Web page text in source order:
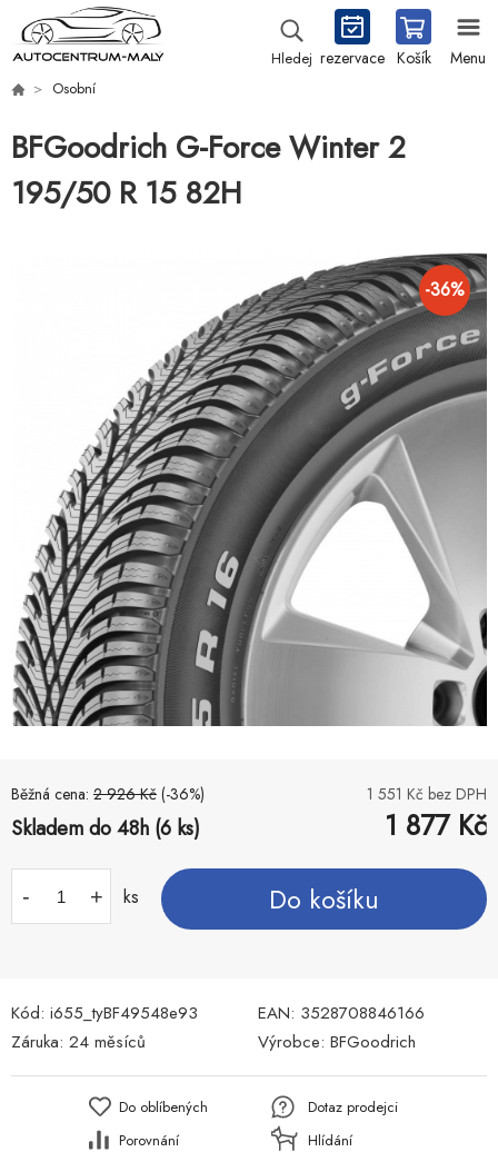
Hledej rezervace Košík Menu
Osobní
BFGoodrich G-Force Winter 2
195/50 R 15 82H
-36%
Běžná cena: 2 926 Kč (-36%) 1 551 Kč bez DPH
Skladem do 48h (6 ks) 1 877Kč
- + ks Do košíku
Kód: i655_tyBF49548e93 EAN: 3528708846166
Záruka: 24 měsíců Výrobce: BFGoodrich
Do oblíbených
Porovnání
Dotaz prodejci
Hlídání